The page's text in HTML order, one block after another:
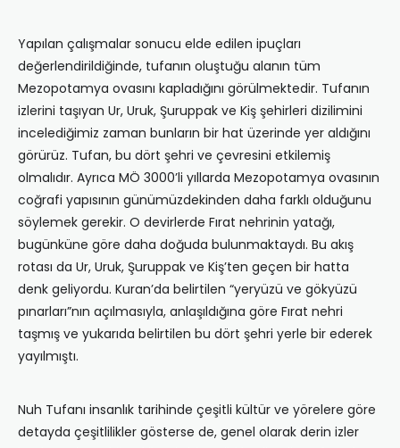
Yapılan çalışmalar sonucu elde edilen ipuçları
değerlendirildiğinde, tufanın oluştuğu alanın tüm
Mezopotamya ovasını kapladığını görülmektedir. Tufanın
izlerini taşıyan Ur, Uruk, Şuruppak ve Kiş şehirleri dizilimini
incelediğimiz zaman bunların bir hat üzerinde yer aldığını
görürüz. Tufan, bu dört şehri ve çevresini etkilemiş
olmalıdır. Ayrıca MÖ 3000’li yıllarda Mezopotamya ovasının
coğrafi yapısının günümüzdekinden daha farklı olduğunu
söylemek gerekir. O devirlerde Fırat nehrinin yatağı,
bugünküne göre daha doğuda bulunmaktaydı. Bu akış
rotası da Ur, Uruk, Şuruppak ve Kiş’ten geçen bir hatta
denk geliyordu. Kuran’da belirtilen “yeryüzü ve gökyüzü
pınarları”nın açılmasıyla, anlaşıldığına göre Fırat nehri
taşmış ve yukarıda belirtilen bu dört şehri yerle bir ederek
yayılmıştı.
Nuh Tufanı insanlık tarihinde çeşitli kültür ve yörelere göre
detayda çeşitlilikler gösterse de, genel olarak derin izler